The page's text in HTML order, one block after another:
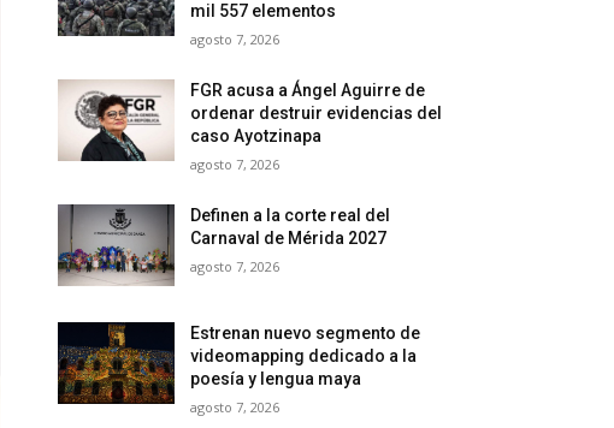
mil 557 elementos
agosto 7, 2026
FGR acusa a Ángel Aguirre de
ordenar destruir evidencias del
caso Ayotzinapa
agosto 7, 2026
Definen a la corte real del
Carnaval de Mérida 2027
agosto 7, 2026
Estrenan nuevo segmento de
videomapping dedicado a la
poesía y lengua maya
agosto 7, 2026